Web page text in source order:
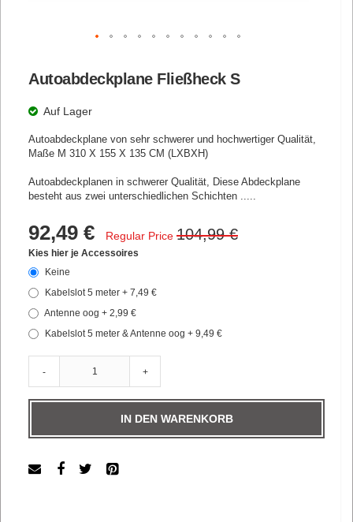
der
springen
Autoabdeckplane Fließheck S
Auf Lager
Autoabdeckplane von sehr schwerer und hochwertiger Qualität,
Maße M 310 X 155 X 135 CM (LXBXH)
Autoabdeckplanen in schwerer Qualität, Diese Abdeckplane
besteht aus zwei unterschiedlichen Schichten .....
Special
Price
92,49 € Regular Price 104,99 €
Kies hier je Accessoires
Keine
Kabelslot 5 meter + 7,49 €
Antenne oog + 2,99 €
Kabelslot 5 meter & Antenne oog + 9,49 €
- +
IN DEN WARENKORB